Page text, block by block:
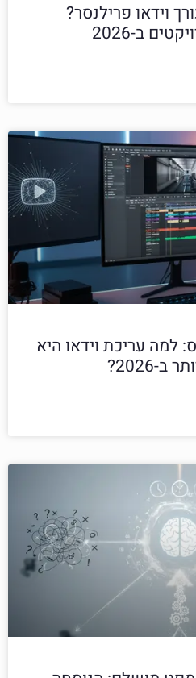
וידאו פרילנסר?
ב-2026
למה עריכת וידאו היא
2026?